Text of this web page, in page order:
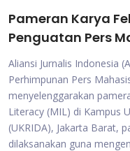
Pameran Karya
Penguatan Pers
Aliansi Jurnalis Indonesia
Perhimpunan Pers
menyelenggarakan
Literacy (MIL) di Kampus
(UKRIDA), Jakarta Barat,
dilaksanakan guna